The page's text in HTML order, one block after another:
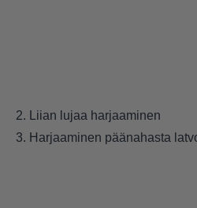
2. Liian lujaa harjaaminen
3. Harjaaminen päänahasta